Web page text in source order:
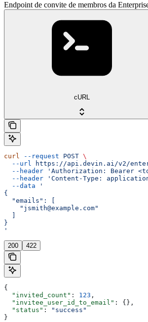
Endpoint de convite de membros da
cURL
curl --request POST \
  --url
https://api.devin.ai/v2/
  --header
'Authorization: Bearer
  --header
'Content-Type:
  --data
'
{
  "emails": [
    "jsmith@example.com"
}
'
200 422
{
  "invited_count"
: 123 ,
  "invitee_user_id_to_email"
: {},
  "status"
:
"success"
}